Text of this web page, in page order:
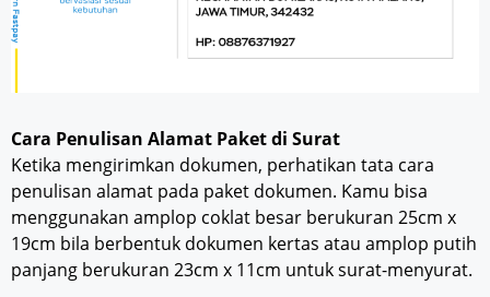
Cara Penulisan Alamat Paket di Surat
Ketika mengirimkan dokumen, perhatikan tata cara
penulisan alamat pada paket dokumen. Kamu bisa
menggunakan amplop coklat besar berukuran 25cm x
19cm bila berbentuk dokumen kertas atau amplop putih
panjang berukuran 23cm x 11cm untuk surat-menyurat.